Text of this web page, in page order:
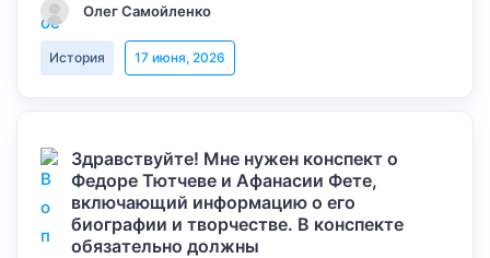
Олег Самойленко
История 17 июня, 2026
Здравствуйте! Мне нужен конспект о
Федоре Тютчеве и Афанасии Фете,
включающий информацию о его
биографии и творчестве. В конспекте
обязательно должны